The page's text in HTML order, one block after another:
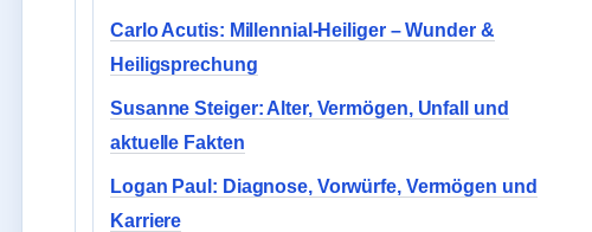
Carlo Acutis: Millennial-Heiliger – Wunder &
Heiligsprechung
Susanne Steiger: Alter, Vermögen, Unfall und
aktuelle Fakten
Logan Paul: Diagnose, Vorwürfe, Vermögen und
Karriere